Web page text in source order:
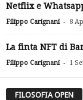
Netflix e
Filippo Carignani - 8
La finta NFT di
Filippo Carignani - 1
FILOSOFIA OPEN